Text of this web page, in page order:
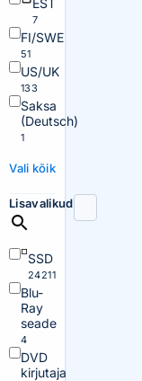
EST
7
FI/SWE
51
US/UK
133
Saksa
(Deutsch)
1
Vali kõik
Lisavalikud
SSD
24211
Blu-
Ray
seade
4
DVD
kirjutaja